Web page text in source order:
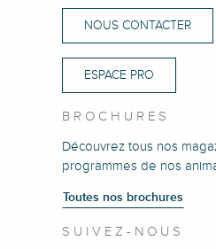
NOUS CONTACTER
ESPACE PRO
BROCHURES
Découvrez tous nos
programmes de nos
Toutes nos brochures
SUIVEZ-NOUS